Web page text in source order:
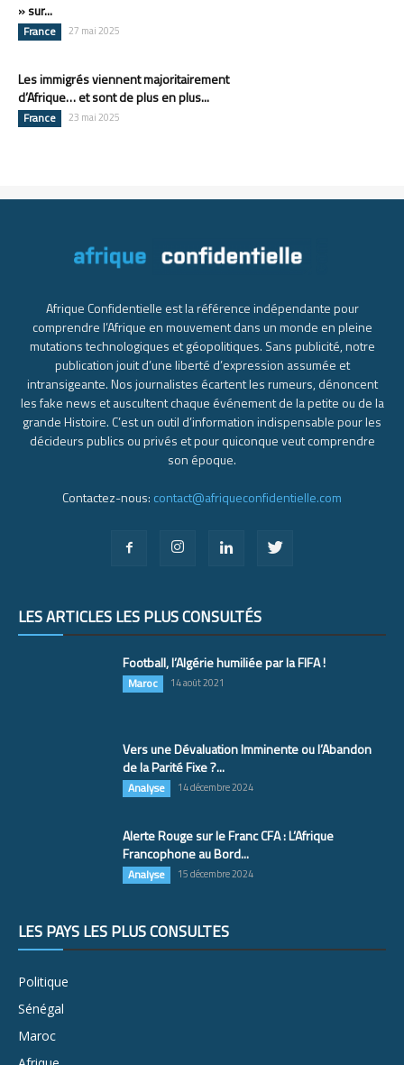
» sur...
France 27 mai 2025
Les immigrés viennent majoritairement
d’Afrique… et sont de plus en plus...
France 23 mai 2025
Afrique Confidentielle est la référence indépendante pour
comprendre l’Afrique en mouvement dans un monde en pleine
mutations technologiques et géopolitiques. Sans publicité, notre
publication jouit d’une liberté d’expression assumée et
intransigeante. Nos journalistes écartent les rumeurs, dénoncent
les fake news et auscultent chaque événement de la petite ou de la
grande Histoire. C’est un outil d’information indispensable pour les
décideurs publics ou privés et pour quiconque veut comprendre
son époque.
Contactez-nous: contact@afriqueconfidentielle.com
LES ARTICLES LES PLUS CONSULTÉS
Football, l’Algérie humiliée par la FIFA !
Maroc 14 août 2021
Vers une Dévaluation Imminente ou l’Abandon
de la Parité Fixe ?...
Analyse 14 décembre 2024
Alerte Rouge sur le Franc CFA : L’Afrique
Francophone au Bord...
Analyse 15 décembre 2024
LES PAYS LES PLUS CONSULTÉS
Politique
Sénégal
Maroc